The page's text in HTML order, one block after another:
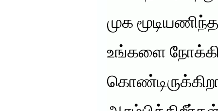
முக
உங்களை